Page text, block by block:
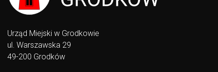
Urząd Miejski w Grodkowie
ul. Warszawska 29
49-200 Grodków